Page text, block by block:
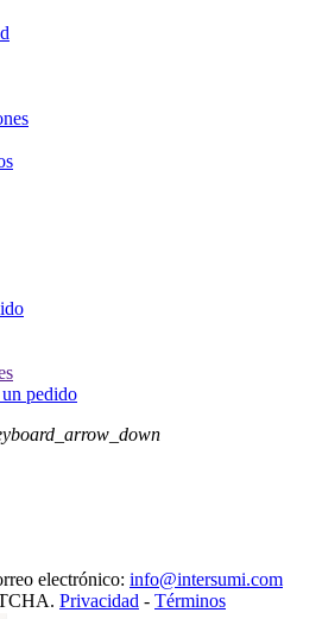
pedido
electrónico: info@intersumi.com
Privacidad - Términos